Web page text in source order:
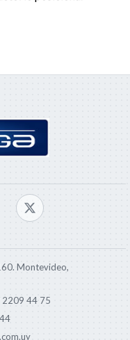
Montevideo,
44 75